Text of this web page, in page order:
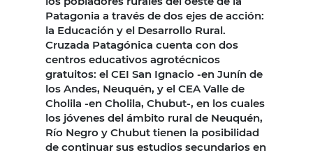
Patagonia a través de dos ejes de acción:
la Educación y el Desarrollo Rural.
Cruzada Patagónica cuenta con dos
centros educativos agrotécnicos
gratuitos: el CEI San Ignacio -en Junín de
los Andes, Neuquén, y el CEA Valle de
Cholila -en Cholila, Chubut-, en los cuales
los jóvenes del ámbito rural de Neuquén,
Río Negro y Chubut tienen la posibilidad
de continuar sus estudios secundarios en